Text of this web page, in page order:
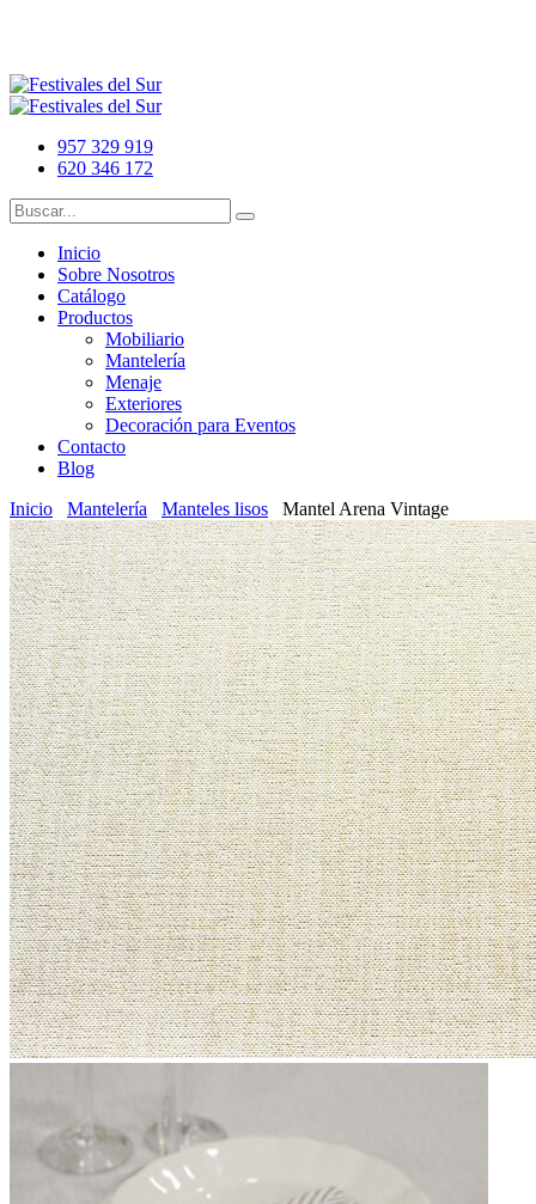
957 329 919
620 346 172
Inicio
Sobre Nosotros
Catálogo
Productos
Mobiliario
Mantelería
Menaje
Exteriores
Decoración para Eventos
Contacto
Blog
Inicio
Mantelería Manteles lisos Mantel Arena Vintage